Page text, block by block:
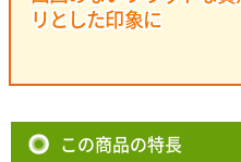
リとした印象に
この商品の特長